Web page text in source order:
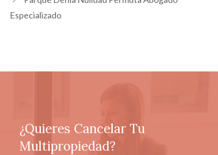
Especializado
¿Quieres Cancelar Tu
Multipropiedad?